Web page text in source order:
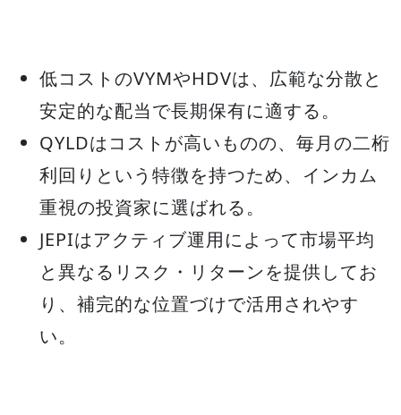
低コストのVYMやHDVは、広範な分散と
安定的な配当で長期保有に適する。
QYLDはコストが高いものの、毎月の二桁
利回りという特徴を持つため、インカム
重視の投資家に選ばれる。
JEPIはアクティブ運用によって市場平均
と異なるリスク・リターンを提供してお
り、補完的な位置づけで活用されやす
い。